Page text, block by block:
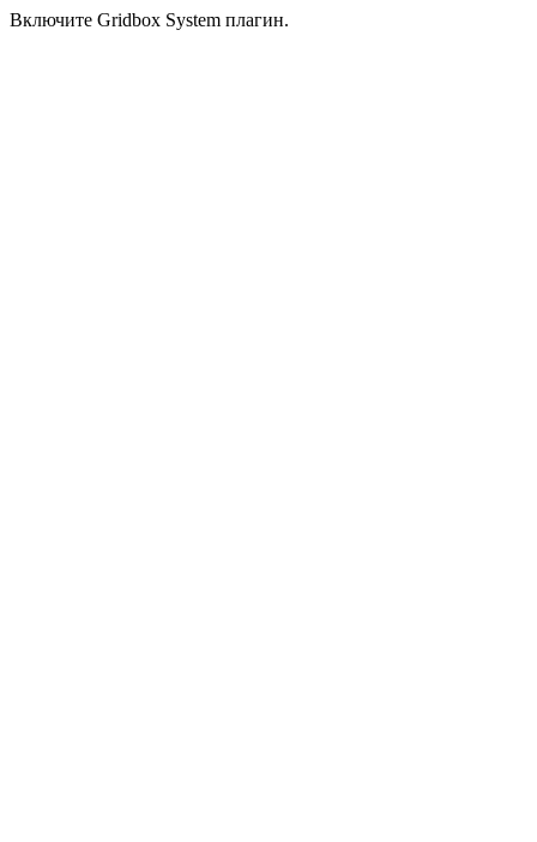
Включите Gridbox System плагин.